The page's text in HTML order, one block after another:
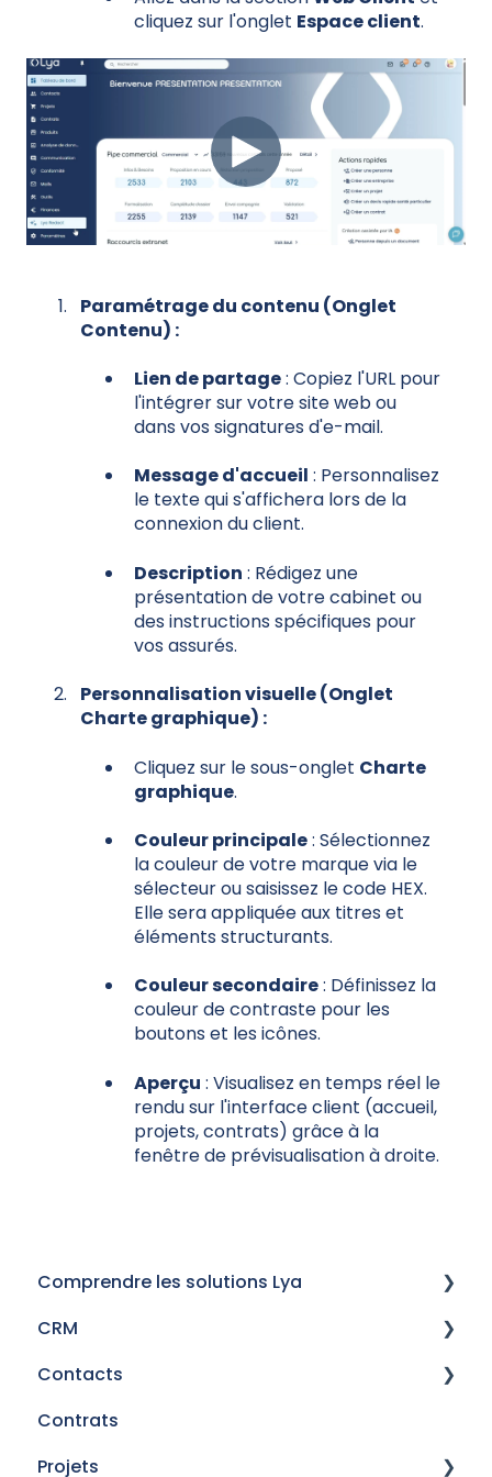
cliquez sur l'onglet Espace client.
Paramétrage du contenu (Onglet
Contenu) :
Lien de partage: Copiez l'URL pour
l'intégrer sur votre site web ou
dans vos signatures d'e-mail.
Message d'accueil : Personnalisez
le texte qui s'affichera lors de la
connexion du client.
Description : Rédigez une
présentation de votre cabinet ou
des instructions spécifiques pour
vos assurés.
Personnalisation visuelle (Onglet
Charte graphique) :
Cliquez sur le sous-onglet Charte
graphique.
Couleur principale: Sélectionnez
la couleur de votre marque via le
sélecteur ou saisissez le code HEX.
Elle sera appliquée aux titres et
éléments structurants.
Couleur secondaire: Définissez la
couleur de contraste pour les
boutons et les icônes.
Aperçu : Visualisez en temps réel le
rendu sur l'interface client (accueil,
projets, contrats) grâce à la
fenêtre de prévisualisation à droite.
Comprendre les solutions Lya
Historique des versions
CRM
Mails
Procédures de signature électronique
Champs personnalisés
Contacts
Gestion des prescripteurs
Gérer vos contacts
Contrats
Projets